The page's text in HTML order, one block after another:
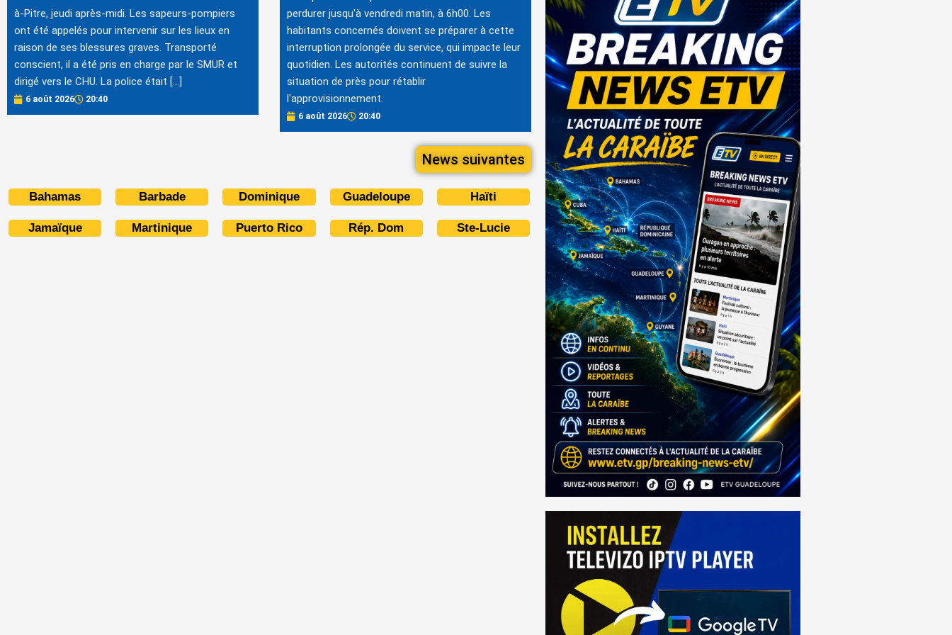
à-Pitre, jeudi après-midi. Les sapeurs-pompiers
ont été appelés pour intervenir sur les lieux en
raison de ses blessures graves. Transporté
conscient, il a été pris en charge par le SMUR et
dirigé vers le CHU. La police était […]
6 août 2026 20:40
perdurer jusqu'à vendredi matin, à 6h00. Les
habitants concernés doivent se préparer à cette
interruption prolongée du service, qui impacte leur
quotidien. Les autorités continuent de suivre la
situation de près pour rétablir
l'approvisionnement.
6 août 2026 20:40
News suivantes
Bahamas Barbade Dominique Guadeloupe Haïti
Jamaïque Martinique Puerto Rico Rép. Dom Ste-Lucie